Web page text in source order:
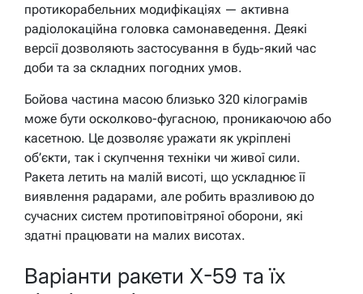
протикорабельних модифікаціях — активна
радіолокаційна головка самонаведення. Деякі
версії дозволяють застосування в будь-який час
доби та за складних погодних умов.
Бойова частина масою близько 320 кілограмів
може бути осколково-фугасною, проникаючою або
касетною. Це дозволяє уражати як укріплені
об’єкти, так і скупчення техніки чи живої сили.
Ракета летить на малій висоті, що ускладнює її
виявлення радарами, але робить вразливою до
сучасних систем протиповітряної оборони, які
здатні працювати на малих висотах.
Варіанти ракети Х-59 та їх